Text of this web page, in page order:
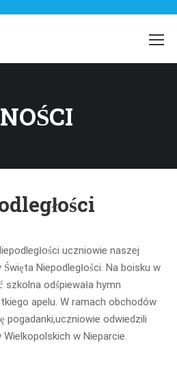
uczniowie naszej
Niepodległości. Na boisku w
szkolna odśpiewała hymn
apelu. W ramach obchodów
pogadanki,uczniowie odwiedzili
w Nieparcie.